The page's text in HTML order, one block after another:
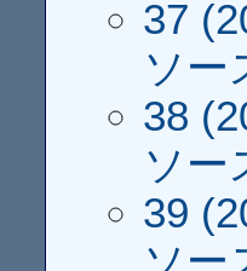
37
ソー
38
ソー
39
ソー